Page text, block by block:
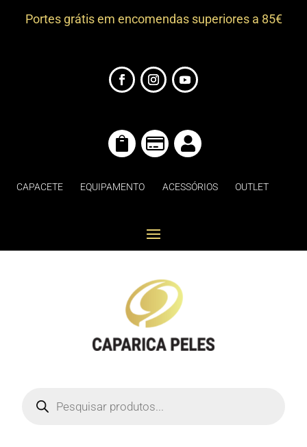
Portes grátis em encomendas superiores a 85€
  
CAPACETE EQUIPAMENTO ACESSÓRIOS OUTLET
search